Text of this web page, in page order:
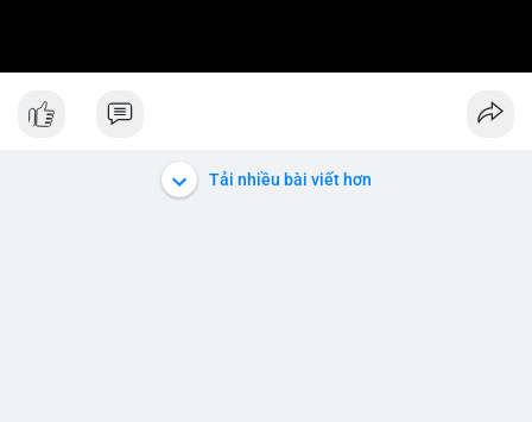
Tải nhiều bài viết hơn